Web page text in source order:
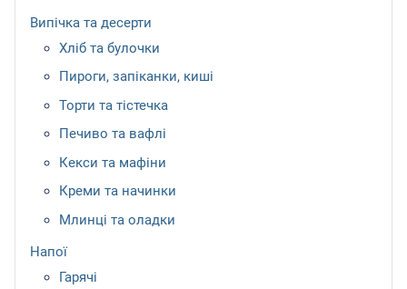
Випічка та десерти
Хліб та булочки
Пироги, запіканки, киші
Торти та тістечка
Печиво та вафлі
Кекси та мафіни
Креми та начинки
Млинці та оладки
Напої
Гарячі